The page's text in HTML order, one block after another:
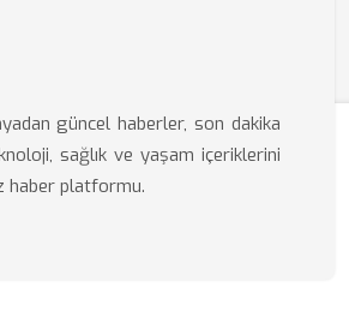
güncel haberler, son dakika
sağlık ve yaşam içeriklerini
haber platformu.